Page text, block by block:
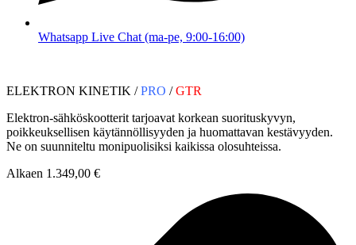
Whatsapp Live Chat (ma-pe, 9:00-16:00)
ELEKTRON KINETIK /PRO /GTR
Elektron-sähköskootterit tarjoavat korkean suorituskyvyn,
poikkeuksellisen käytännöllisyyden ja huomattavan kestävyyden.
Ne on suunniteltu monipuolisiksi kaikissa olosuhteissa.
Alkaen 1.349,00 €